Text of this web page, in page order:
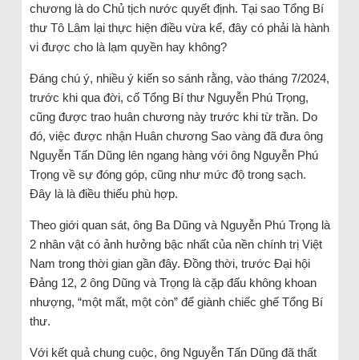
chương là do Chủ tịch nước quyết định. Tại sao Tổng Bí
thư Tô Lâm lại thực hiện điều vừa kể, đây có phải là hành
vi được cho là lạm quyền hay không?
Đáng chú ý, nhiều ý kiến so sánh rằng, vào tháng 7/2024,
trước khi qua đời, cố Tổng Bí thư Nguyễn Phú Trọng,
cũng được trao huân chương này trước khi từ trần. Do
đó, việc được nhận Huân chương Sao vàng đã đưa ông
Nguyễn Tấn Dũng lên ngang hàng với ông Nguyễn Phú
Trọng về sự đóng góp, cũng như mức độ trong sạch.
Đây là là điều thiếu phù hợp.
Theo giới quan sát, ông Ba Dũng và Nguyễn Phú Trọng là
2 nhân vật có ảnh hưởng bậc nhất của nền chính trị Việt
Nam trong thời gian gần đây. Đồng thời, trước Đại hội
Đảng 12, 2 ông Dũng và Trọng là cặp đấu không khoan
nhượng, “một mất, một còn” để giành chiếc ghế Tổng Bí
thư.
Với kết quả chung cuộc, ông Nguyễn Tấn Dũng đã thất